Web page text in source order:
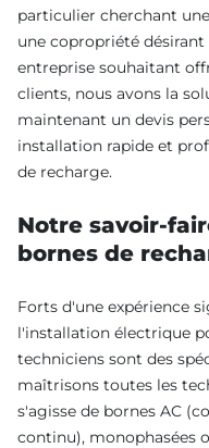
particulier cherchant
une copropriété désirant
entreprise souhaitant
clients, nous avons la
maintenant un devis
installation rapide et
de recharge.
Notre savoir-
bornes de
Forts d'une expérience
l'installation électrique
techniciens sont des
maîtrisons toutes les
s'agisse de bornes AC
continu), monophasées